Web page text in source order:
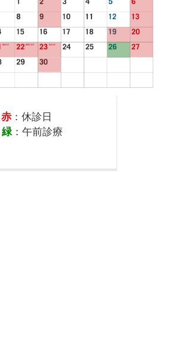
赤 ：休診日
緑：午前診療